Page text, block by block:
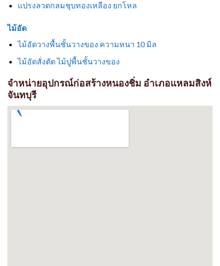
แปรงลวดกลมชุบทองเหลือง ยกโหล
ไม้อัด
ไม้อัดวางพื้นชั้นวางของ ความหนา 10 มิล
ไม้อัดสั่งตัด ไม้ปูพื้นชั้นวางของ
จำหน่ายอุปกรณ์ก่อสร้างหนองชิ่ม อำเภอแหลมสิงห์
จันทบุรี